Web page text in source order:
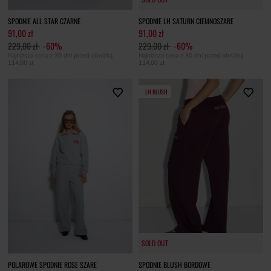
SPODNIE ALL STAR CZARNE
91,00 zł
229,00 zł -60%
Najniższa cena z 30 dni przed obniżką
114,00 zł
SPODNIE LH SATURN CIEMNOSZARE
91,00 zł
229,00 zł -60%
Najniższa cena z 30 dni przed obniżką
114,00 zł
POLAROWE SPODNIE ROSE SZARE
LH BLUSH
SOLD OUT
SOLD OUT
SPODNIE BLUSH BORDOWE